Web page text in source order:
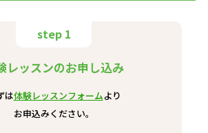
step 1
レッスンのお申し込み
は体験レッスンフォームより
お申込みください。